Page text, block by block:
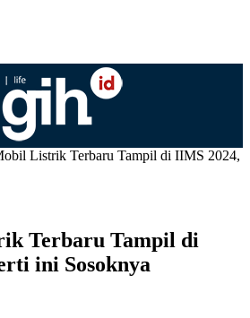
Listrik Terbaru Tampil di IIMS 2024,
Terbaru Tampil di
ini Sosoknya